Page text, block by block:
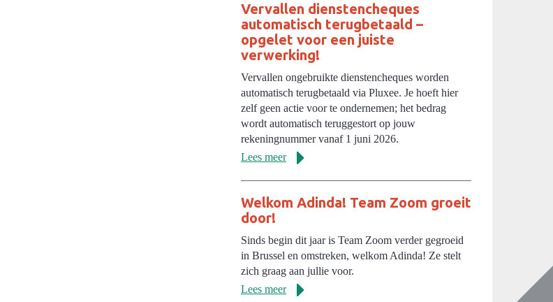
Vervallen dienstencheques
automatisch terugbetaald –
opgelet voor een juiste
verwerking!
Vervallen ongebruikte dienstencheques worden
automatisch terugbetaald via Pluxee. Je hoeft hier
zelf geen actie voor te ondernemen; het bedrag
wordt automatisch teruggestort op jouw
rekeningnummer vanaf 1 juni 2026.
Lees meer
Welkom Adinda! Team Zoom groeit
door!
Sinds begin dit jaar is Team Zoom verder gegroeid
in Brussel en omstreken, welkom Adinda! Ze stelt
zich graag aan jullie voor.
Lees meer